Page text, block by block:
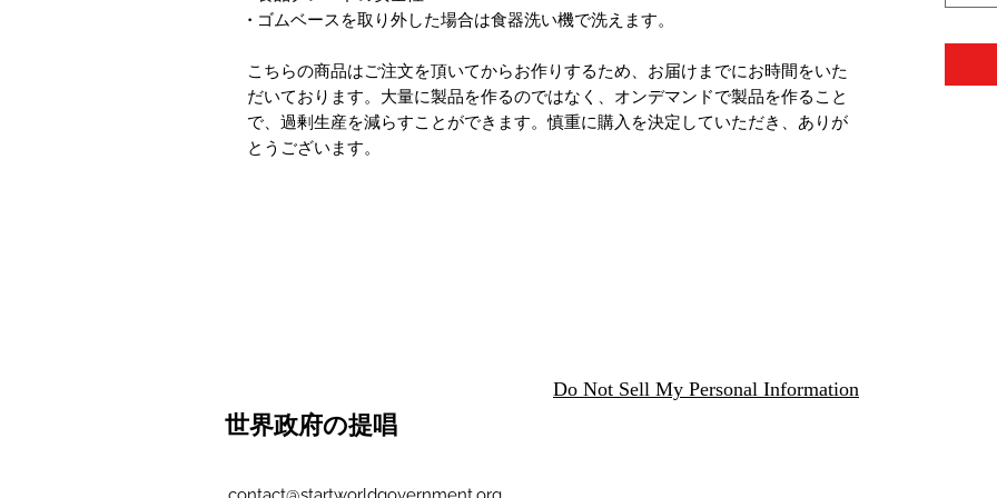
• ゴムベースを取り外した場合は食器洗い機で洗えます。
こちらの商品はご注文を頂いてからお作りするため、お届けまでにお時間をいた
だいております。大量に製品を作るのではなく、オンデマンドで製品を作ること
で、過剰生産を減らすことができます。慎重に購入を決定していただき、ありが
とうございます。
Do Not Sell My Personal Information
世界政府の提唱